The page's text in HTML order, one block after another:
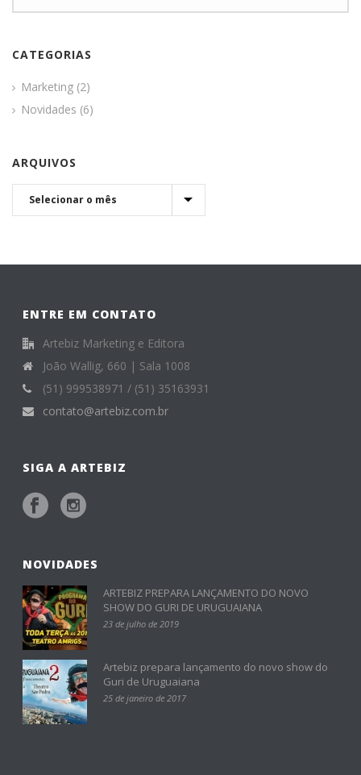
CATEGORIAS
Marketing (2)
Novidades (6)
ARQUIVOS
ENTRE EM CONTATO
Artebiz Marketing e Editora
João Wallig, 660 | Sala 1008
(51) 999538971 / (51) 35163931
contato@artebiz.com.br
SIGA A ARTEBIZ
NOVIDADES
ARTEBIZ PREPARA LANÇAMENTO DO NOVO
SHOW DO GURI DE URUGUAIANA
23 de julho de 2019
Artebiz prepara lançamento do novo show do
Guri de Uruguaiana
25 de janeiro de 2017